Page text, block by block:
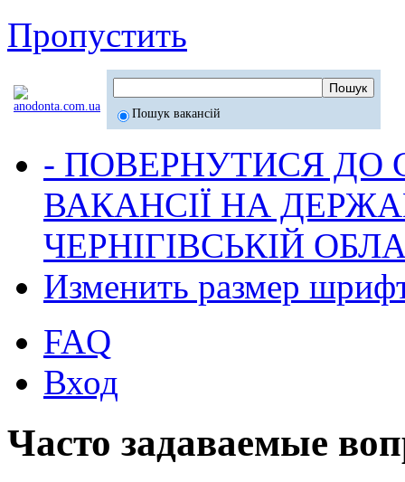
Пропустить
Пошук вакансій
- ПОВЕРНУТИСЯ ДО
ВАКАНСІЇ НА
ЧЕРНІГІВСЬКІЙ
Изменить размер
FAQ
Вход
Часто задаваемые